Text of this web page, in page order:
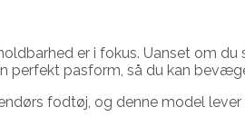
er i fokus. Uanset om
perfekt pasform, så du kan
fodtøj, og denne model